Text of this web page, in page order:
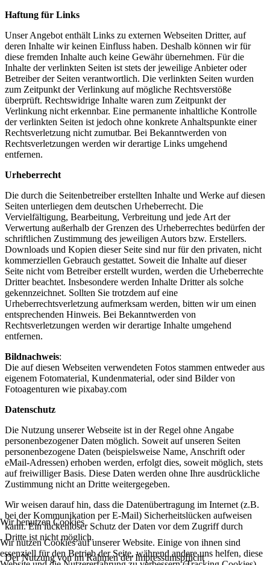
Haftung für Links
Unser Angebot enthält Links zu externen Webseiten Dritter, auf
deren Inhalte wir keinen Einfluss haben. Deshalb können wir für
diese fremden Inhalte auch keine Gewähr übernehmen. Für die
Inhalte der verlinkten Seiten ist stets der jeweilige Anbieter oder
Betreiber der Seiten verantwortlich. Die verlinkten Seiten wurden
zum Zeitpunkt der Verlinkung auf mögliche Rechtsverstöße
überprüft. Rechtswidrige Inhalte waren zum Zeitpunkt der
Verlinkung nicht erkennbar. Eine permanente inhaltliche Kontrolle
der verlinkten Seiten ist jedoch ohne konkrete Anhaltspunkte einer
Rechtsverletzung nicht zumutbar. Bei Bekanntwerden von
Rechtsverletzungen werden wir derartige Links umgehend
entfernen.
Urheberrecht
Die durch die Seitenbetreiber erstellten Inhalte und Werke auf diesen
Seiten unterliegen dem deutschen Urheberrecht. Die
Vervielfältigung, Bearbeitung, Verbreitung und jede Art der
Verwertung außerhalb der Grenzen des Urheberrechtes bedürfen der
schriftlichen Zustimmung des jeweiligen Autors bzw. Erstellers.
Downloads und Kopien dieser Seite sind nur für den privaten, nicht
kommerziellen Gebrauch gestattet. Soweit die Inhalte auf dieser
Seite nicht vom Betreiber erstellt wurden, werden die Urheberrechte
Dritter beachtet. Insbesondere werden Inhalte Dritter als solche
gekennzeichnet. Sollten Sie trotzdem auf eine
Urheberrechtsverletzung aufmerksam werden, bitten wir um einen
entsprechenden Hinweis. Bei Bekanntwerden von
Rechtsverletzungen werden wir derartige Inhalte umgehend
entfernen.
Bildnachweis:
Die auf diesen Webseiten verwendeten Fotos stammen entweder aus
eigenem Fotomaterial, Kundenmaterial, oder sind Bilder von
Fotoagenturen wie pixabay.com
Datenschutz
Die Nutzung unserer Webseite ist in der Regel ohne Angabe
personenbezogener Daten möglich. Soweit auf unseren Seiten
personenbezogene Daten (beispielsweise Name, Anschrift oder
eMail-Adressen) erhoben werden, erfolgt dies, soweit möglich, stets
auf freiwilliger Basis. Diese Daten werden ohne Ihre ausdrückliche
Zustimmung nicht an Dritte weitergegeben.
Wir weisen darauf hin, dass die Datenübertragung im Internet (z.B.
bei der Kommunikation per E-Mail) Sicherheitslücken aufweisen
kann. Ein lückenloser Schutz der Daten vor dem Zugriff durch
Dritte ist nicht möglich.
Der Nutzung von im Rahmen der Impressumspflicht
Wir benutzen Cookies
Wir nutzen Cookies auf unserer Website. Einige von ihnen sind
essenziell für den Betrieb der Seite, während andere uns helfen, diese